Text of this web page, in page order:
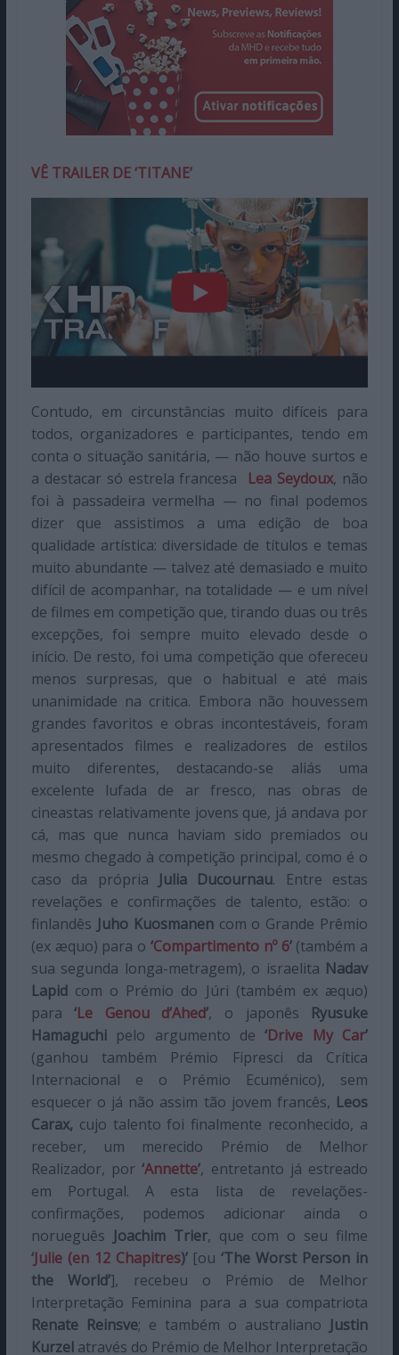
VÊ TRAILER DE ‘TITANE’
Contudo, em circunstâncias muito difíceis para
todos, organizadores e participantes, tendo em
conta o situação sanitária, — não houve surtos e
a destacar só estrela francesa
Lea Seydoux, não
foi à passadeira vermelha — no final podemos
dizer que assistimos a uma edição de boa
qualidade artística: diversidade de títulos e temas
muito abundante — talvez até demasiado e muito
difícil de acompanhar, na totalidade — e um nível
de filmes em competição que, tirando duas ou três
excepções, foi sempre muito elevado desde o
início. De resto, foi uma competição que ofereceu
menos surpresas, que o habitual e até mais
unanimidade na critica. Embora não houvessem
grandes favoritos e obras incontestáveis, foram
apresentados filmes e realizadores de estilos
muito diferentes, destacando-se aliás uma
excelente lufada de ar fresco, nas obras de
cineastas relativamente jovens que, já andava por
cá, mas que nunca haviam sido premiados ou
mesmo chegado à competição principal, como é o
caso da própria Julia Ducournau. Entre estas
revelações e confirmações de talento, estão: o
finlandês Juho Kuosmanencom o Grande Prêmio
(ex æquo) para o ‘Compartimento nº 6’(também a
sua segunda longa-metragem), o israelita Nadav
Lapidcom o Prémio do Júri (também ex æquo)
para‘Le Genou d’Ahed’, o japonês Ryusuke
Hamaguchipelo argumento de‘Drive My Car’
(ganhou também Prémio Fipresci da Crítica
Internacional e o Prémio Ecuménico), sem
esquecer o já não assim tão jovem francês, Leos
Carax, cujo talento foi finalmente reconhecido, a
receber, um merecido Prémio de Melhor
Realizador, por‘Annette’, entretanto já estreado
em Portugal. A esta lista de revelações-
confirmações, podemos adicionar ainda o
norueguês Joachim Trier, que com o seu filme
‘Julie (en 12 Chapitres)’[ou‘The Worst Person in
the World’], recebeu o Prémio de Melhor
Interpretação Feminina para a sua compatriota
Renate Reinsve; e também o australiano Justin
Kurzelatravés do Prémio de Melhor Interpretação